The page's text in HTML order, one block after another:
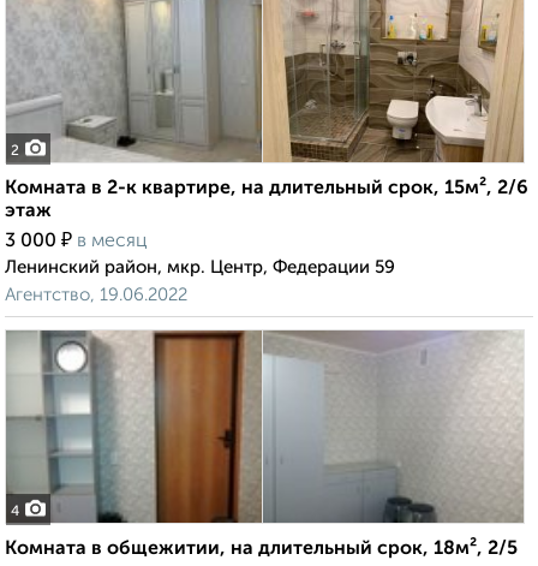
2
Комната в 2-к квартире, на длительный срок, 15м², 2/6
этаж
3 000 ₽ в месяц
Ленинский район, мкр. Центр, Федерации 59
Агентство, 19.06.2022
4
Комната в общежитии, на длительный срок, 18м², 2/5